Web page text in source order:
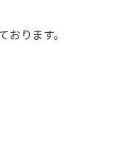
ります。